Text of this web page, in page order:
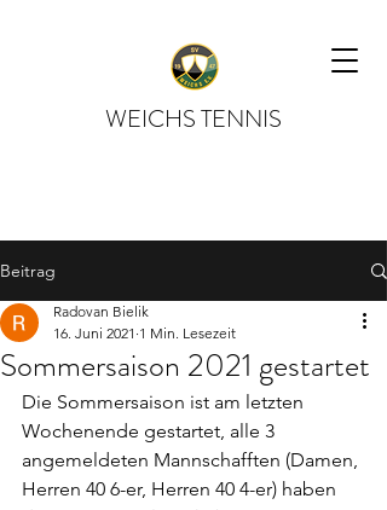
WEICHS TENNIS
Beitrag
Sommersaison 2021 gestartet
Radovan Bielik
16. Juni 2021 1 Min. Lesezeit
Die Sommersaison ist am letzten
Wochenende gestartet, alle 3
angemeldeten Mannschafften (Damen,
Herren 40 6-er, Herren 40 4-er) haben